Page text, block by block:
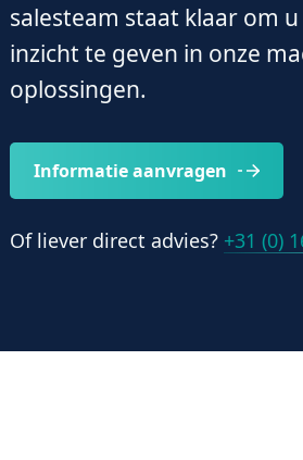
salesteam staat klaar om
inzicht te geven in onze
oplossingen.
Informatie aanvragen
Of liever direct advies? +31 (0)